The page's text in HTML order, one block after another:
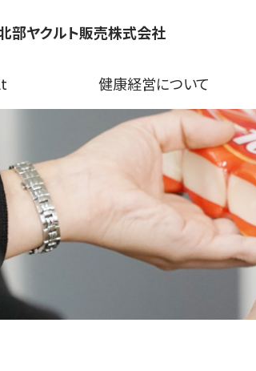
部ヤクルト販売株式会社
健康経営について